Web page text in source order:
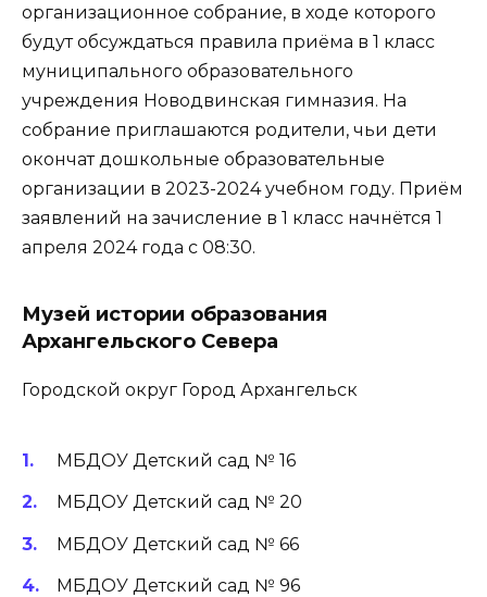
организационное собрание, в ходе которого
будут обсуждаться правила приёма в 1 класс
муниципального образовательного
учреждения Новодвинская гимназия. На
собрание приглашаются родители, чьи дети
окончат дошкольные образовательные
организации в 2023-2024 учебном году. Приём
заявлений на зачисление в 1 класс начнётся 1
апреля 2024 года с 08:30.
Музей истории образования
Архангельского Севера
Городской округ Город Архангельск
МБДОУ Детский сад № 16
МБДОУ Детский сад № 20
МБДОУ Детский сад № 66
МБДОУ Детский сад № 96